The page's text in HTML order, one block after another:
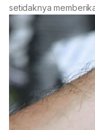
setidaknya